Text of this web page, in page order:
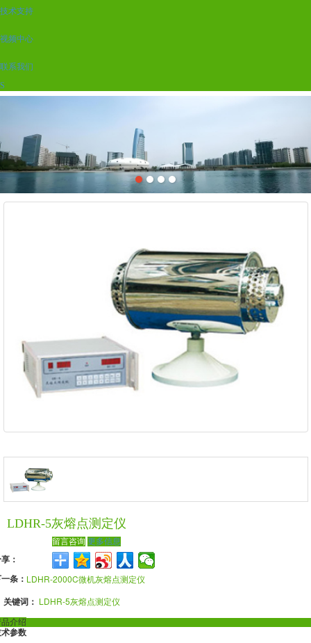
技术支持
视频中心
联系我们
LDHR-5灰熔点测定仪
留言咨询 更多信息
：
条： LDHR-2000C微机灰熔点测定仪
关键词： LDHR-5灰熔点测定仪
介绍
参数